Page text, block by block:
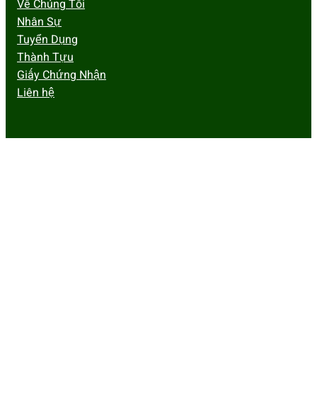
Về Chúng Tôi
Nhân Sự
Tuyển Dụng
Thành Tựu
Giấy Chứng Nhận
Liên hệ